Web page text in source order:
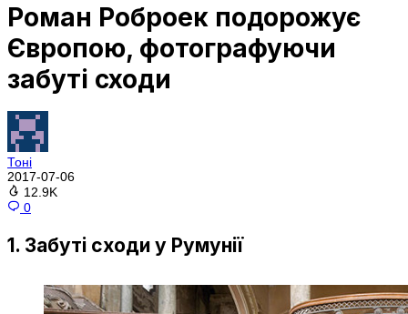
Роман Роброек подорожує
Європою, фотографуючи
забуті сходи
Тоні
2017-07-06
12.9K
0
1. Забуті сходи у Румунії